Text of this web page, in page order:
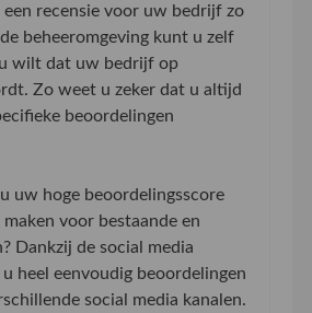
recensie voor uw bedrijf zo
beheeromgeving kunt u zelf
wilt dat uw bedrijf op
Zo weet u zeker dat u altijd
beoordelingen
uw hoge beoordelingsscore
voor bestaande en
Dankzij de social media
heel eenvoudig beoordelingen
social media kanalen.